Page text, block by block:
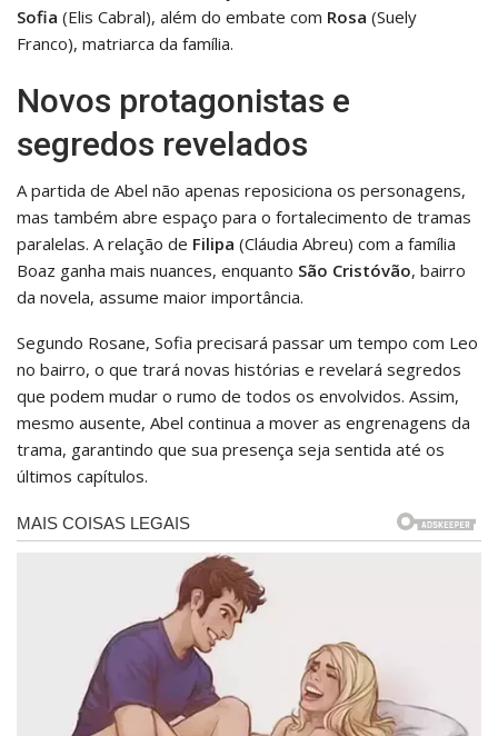
Sofia (Elis Cabral), além do embate com Rosa (Suely
Franco), matriarca da família.
Novos protagonistas e
segredos revelados
A partida de Abel não apenas reposiciona os personagens,
mas também abre espaço para o fortalecimento de tramas
paralelas. A relação de Filipa (Cláudia Abreu) com a família
Boaz ganha mais nuances, enquanto São Cristóvão, bairro
da novela, assume maior importância.
Segundo Rosane, Sofia precisará passar um tempo com Leo
no bairro, o que trará novas histórias e revelará segredos
que podem mudar o rumo de todos os envolvidos. Assim,
mesmo ausente, Abel continua a mover as engrenagens da
trama, garantindo que sua presença seja sentida até os
últimos capítulos.